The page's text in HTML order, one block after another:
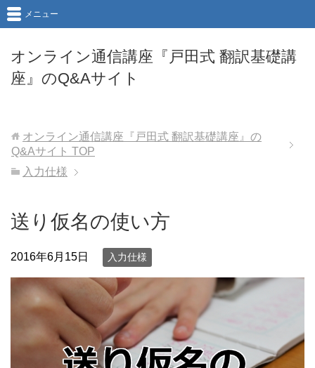
オンライン通信講座『戸田式 翻訳基礎講
座』のQ&Aサイト
メニュー
オンライン通信講座『戸田式 翻訳基礎講座』の
Q&Aサイト TOP
入力仕様
送り仮名の使い方
2016年6月15日 入力仕様